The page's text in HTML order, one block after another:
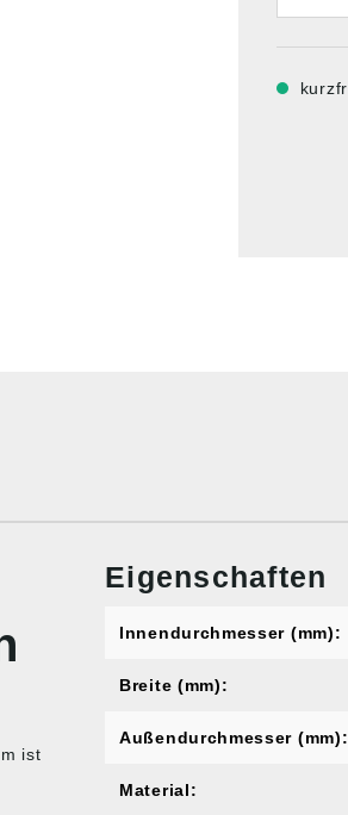
ist
Eigenschaften
Innendurchmesser (mm):
Breite (mm):
Außendurchmesser (mm):
Material: